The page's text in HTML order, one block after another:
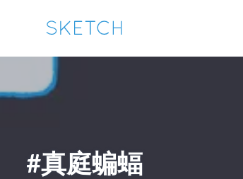
プライパシーポリシー を改定しました。
pixiv Sketchアプリでさらに快適に！
アプリで開く
#真庭蝙蝠